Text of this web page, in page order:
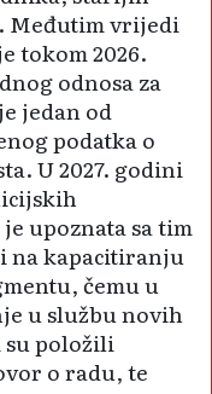
Međutim vrijedi
tokom 2026.
odnosa za
jedan od
podatka o
U 2027. godini
upoznata sa tim
na kapacitiranju
čemu u
u službu novih
su položili
o radu, te